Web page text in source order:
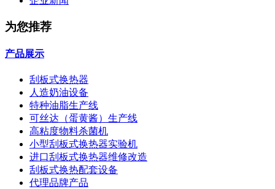
为您推荐
产品展示
刮板式换热器
人造奶油设备
特种油脂生产线
可丝达（蛋黄酱）生产线
高粘度物料杀菌机
小型刮板式换热器实验机
进口刮板式换热器维修改造
刮板式换热配套设备
代理品牌产品